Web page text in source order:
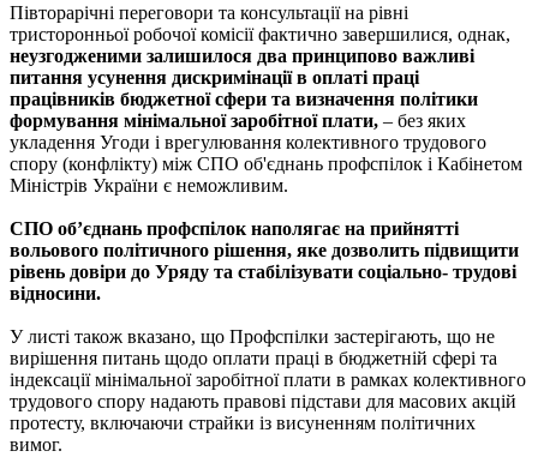
Півторарічні переговори та консультації на рівні
тристоронньої робочої комісії фактично завершилися, однак,
неузгодженими залишилося два принципово важливі
питання усунення дискримінації в оплаті праці
працівників бюджетної сфери та визначення політики
формування мінімальної заробітної плати, – без яких
укладення Угоди і врегулювання колективного трудового
спору (конфлікту) між СПО об'єднань профспілок і Кабінетом
Міністрів України є неможливим.
СПО об’єднань профспілок наполягає на прийнятті
вольового політичного рішення, яке дозволить підвищити
рівень довіри до Уряду та стабілізувати соціально- трудові
відносини.
У листі також вказано, що Профспілки застерігають, що не
вирішення питань щодо оплати праці в бюджетній сфері та
індексації мінімальної заробітної плати в рамках колективного
трудового спору надають правові підстави для масових акцій
протесту, включаючи страйки із висуненням політичних
вимог.